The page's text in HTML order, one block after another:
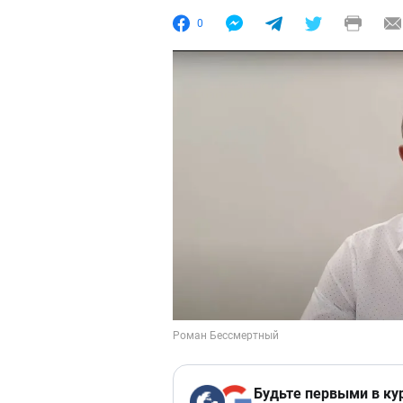
0
Будьте первыми в